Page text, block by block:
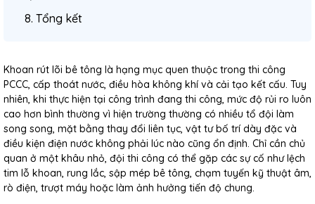
8. Tổng kết
Khoan rút lõi bê tông là hạng mục quen thuộc trong thi công
PCCC, cấp thoát nước, điều hòa không khí và cải tạo kết cấu. Tuy
nhiên, khi thực hiện tại công trình đang thi công, mức độ rủi ro luôn
cao hơn bình thường vì hiện trường thường có nhiều tổ đội làm
song song, mặt bằng thay đổi liên tục, vật tư bố trí dày đặc và
điều kiện điện nước không phải lúc nào cũng ổn định. Chỉ cần chủ
quan ở một khâu nhỏ, đội thi công có thể gặp các sự cố như lệch
tim lỗ khoan, rung lắc, sập mép bê tông, chạm tuyến kỹ thuật âm,
rò điện, trượt máy hoặc làm ảnh hưởng tiến độ chung.